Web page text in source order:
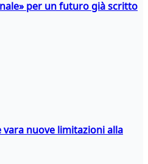
per un futuro già scritto
nuove limitazioni alla